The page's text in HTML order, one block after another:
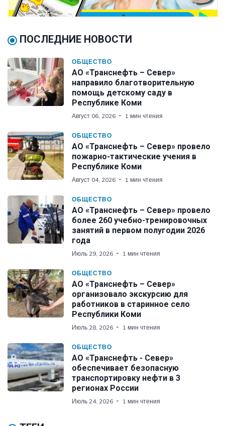
ПОСЛЕДНИЕ НОВОСТИ
ОБЩЕСТВО
АО «Транснефть – Север»
направило благотворительную
помощь детскому саду в
Республике Коми
Август 06, 2026 1 мин чтения
ОБЩЕСТВО
АО «Транснефть – Север» провело
пожарно-тактические учения в
Республике Коми
Август 04, 2026 1 мин чтения
ОБЩЕСТВО
АО «Транснефть – Север» провело
более 260 учебно-тренировочных
занятий в первом полугодии 2026
года
Июль 29, 2026 1 мин чтения
ОБЩЕСТВО
АО «Транснефть – Север»
организовало экскурсию для
работников в старинное село
Республики Коми
Июль 28, 2026 1 мин чтения
ОБЩЕСТВО
АО «Транснефть - Север»
обеспечивает безопасную
транспортировку нефти в 3
регионах России
Июль 24, 2026 1 мин чтения